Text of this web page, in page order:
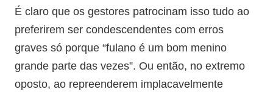
É claro que os gestores patrocinam isso tudo ao
preferirem ser condescendentes com erros
graves só porque “fulano é um bom menino
grande parte das vezes”. Ou então, no extremo
oposto, ao repreenderem implacavelmente